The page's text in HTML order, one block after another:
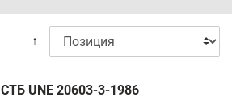
↑
СТБ UNE 20603-3-1986